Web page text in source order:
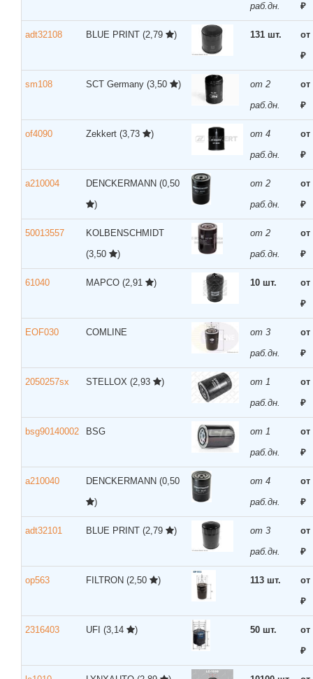
раб.дн.
₽
adt32108 BLUE PRINT (2,79 ) 131 шт.
от
₽
sm108 SCT Germany (3,50 )
от 2
раб.дн.
от
₽
of4090 Zekkert (3,73 )
от 4
раб.дн.
от
₽
a210004 DENCKERMANN (0,50
)
от 2
раб.дн.
от
₽
50013557
KOLBENSCHMIDT
(3,50
)
от 2
раб.дн.
от
₽
61040 MAPCO (2,91 ) 10 шт.
от
₽
EOF030 COMLINE
от 3
раб.дн.
от
₽
2050257sx STELLOX (2,93 )
от 1
раб.дн.
от
₽
bsg90140002 BSG
от 1
раб.дн.
от
₽
a210040 DENCKERMANN (0,50
)
от 4
раб.дн.
от
₽
adt32101 BLUE PRINT (2,79 )
от 3
раб.дн.
от
₽
op563 FILTRON (2,50 ) 113 шт.
от
₽
2316403 UFI (3,14 ) 50 шт.
от
₽